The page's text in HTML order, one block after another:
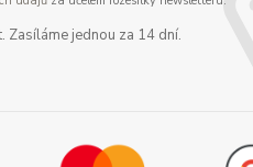
Zasíláme jednou za 14 dní.